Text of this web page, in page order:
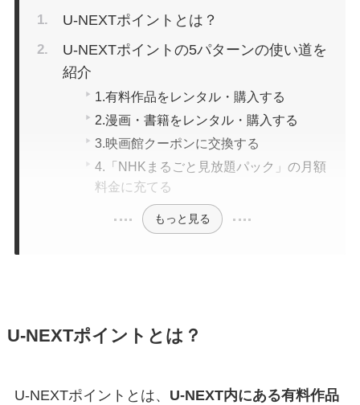
U-NEXTポイントとは？
U-NEXTポイントの5パターンの使い道を
紹介
1.有料作品をレンタル・購入する
2.漫画・書籍をレンタル・購入する
3.映画館クーポンに交換する
4.「NHKまるごと見放題パック」の月額
料金に充てる
もっと見る
U-NEXTポイントとは？
U-NEXTポイントとは、 U-NEXT内にある有料作品